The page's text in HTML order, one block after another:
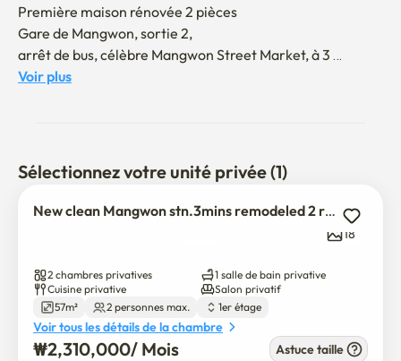
Première maison rénovée 2 pièces
Gare de Mangwon, sortie 2,
arrêt de bus, célèbre Mangwon Street Market, à 3
minutes à pied
Je préfère les gens qui font le ménage comme chez vous
sans problème.
kangourou
identifiée
mysball (éventuelles questions)
Voir plus
Sélectionnez votre unité privée (1)
New clean Mangwon stn.3mins remodeled 2 rooms house
18
2 chambres privatives
1 salle de bain privative
Cuisine privative
Salon privatif
57m²
2 personnes max. 1er étage
Voir tous les détails de la chambre
₩2,310,000/ Mois Astuce taille